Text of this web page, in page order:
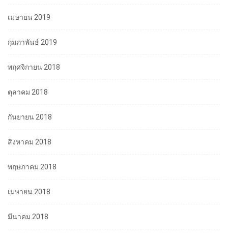
เมษายน 2019
กุมภาพันธ์ 2019
พฤศจิกายน 2018
ตุลาคม 2018
กันยายน 2018
สิงหาคม 2018
พฤษภาคม 2018
เมษายน 2018
มีนาคม 2018